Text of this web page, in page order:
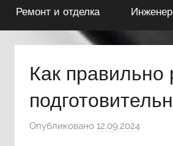
Ремонт и отделка
Как правильно
Опубликовано 12.09.2024